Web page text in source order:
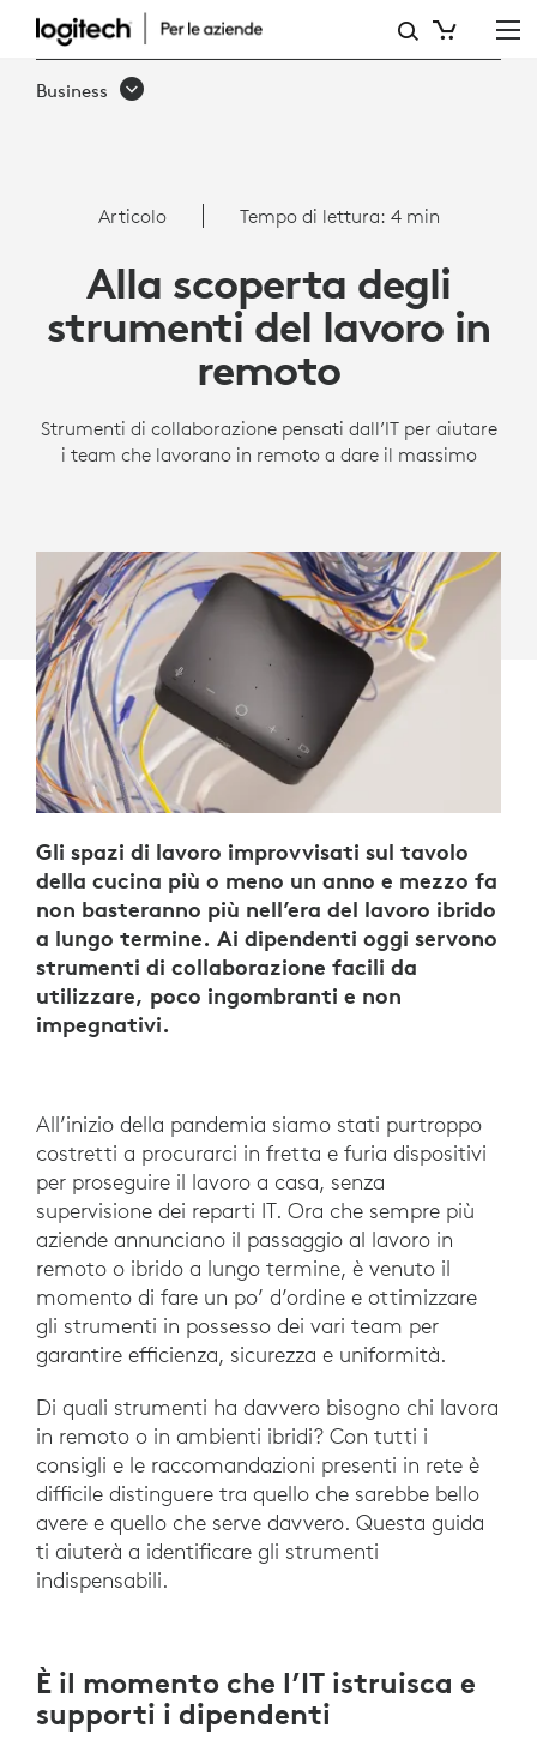
STRUMENTI
PER
DISTANZA
LOGITECH
Business
Articolo Tempo di lettura: 4 min
Alla scoperta degli
strumenti del lavoro in
remoto
Strumenti di collaborazione pensati dall’IT per aiutare
i team che lavorano in remoto a dare il massimo
Gli spazi di lavoro improvvisati sul tavolo
della cucina più o meno un anno e mezzo fa
non basteranno più nell’era del lavoro ibrido
a lungo termine. Ai dipendenti oggi servono
strumenti di collaborazione facili da
utilizzare, poco ingombranti e non
impegnativi.
All’inizio della pandemia siamo stati purtroppo
costretti a procurarci in fretta e furia dispositivi
per proseguire il lavoro a casa, senza
supervisione dei reparti IT. Ora che sempre più
aziende annunciano il passaggio al lavoro in
remoto o ibrido a lungo termine, è venuto il
momento di fare un po’ d’ordine e ottimizzare
gli strumenti in possesso dei vari team per
garantire efficienza, sicurezza e uniformità.
Di quali strumenti ha davvero bisogno chi lavora
in remoto o in ambienti ibridi? Con tutti i
consigli e le raccomandazioni presenti in rete è
difficile distinguere tra quello che sarebbe bello
avere e quello che serve davvero. Questa guida
ti aiuterà a identificare gli strumenti
indispensabili.
È il momento che l’IT istruisca e
supporti i dipendenti